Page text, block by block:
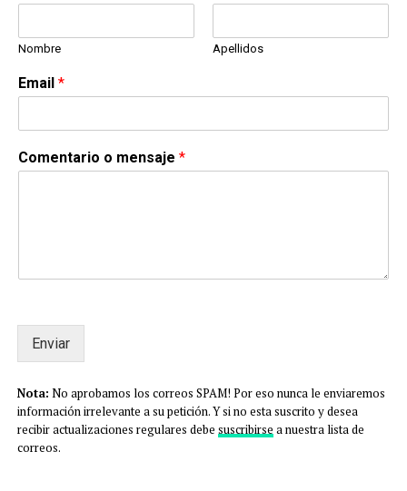
Nombre Apellidos
Email *
Comentario o mensaje *
Enviar
Nota: No aprobamos los correos SPAM! Por eso nunca le enviaremos
información irrelevante a su petición. Y si no esta suscrito y desea
recibir actualizaciones regulares debe suscribirse a nuestra lista de
correos.